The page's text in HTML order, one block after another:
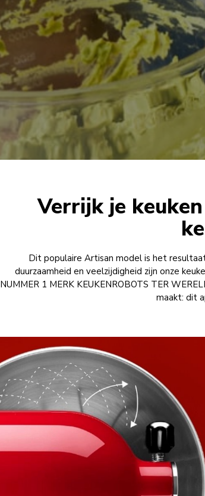
Verrijk je
Dit populaire Artisan model is het
duurzaamheid en veelzijdigheid zijn onze
NUMMER 1 MERK KEUKENROBOTS TER
maakt: dit